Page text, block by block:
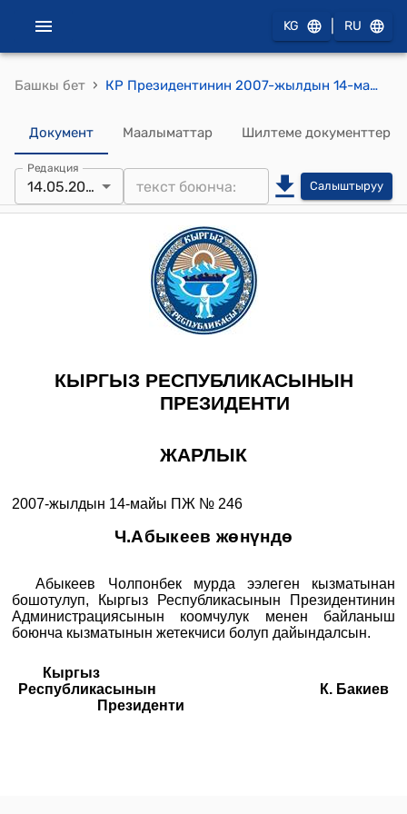
KG RU
Башкы бет › КР Президентинин 2007-жылдын 14-майындагы ПЖ № 246 "Ч.Абыкеев жөнүндө" Жарлыгы
Документ Маалыматтар Шилтеме документтер
Редакция
14.05.2007 Салыштыруу